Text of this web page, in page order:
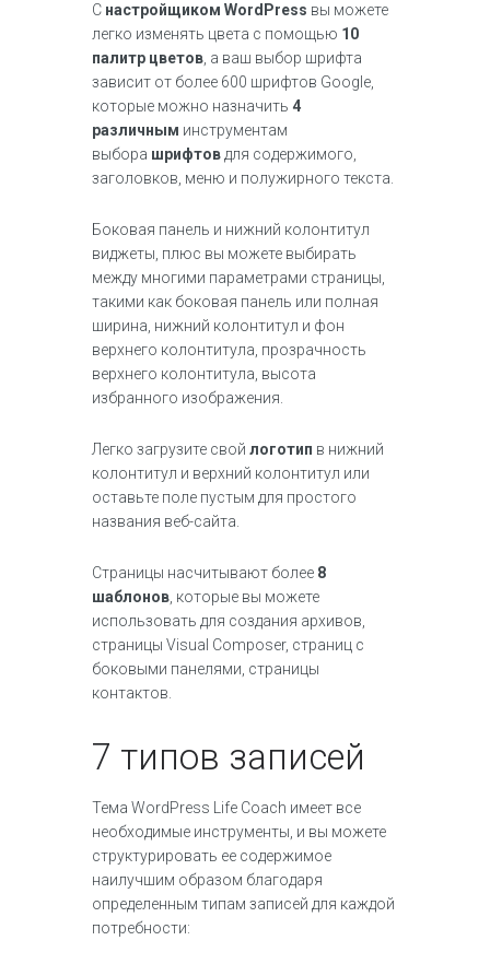
С настройщиком WordPress вы можете
легко изменять цвета с помощью 10
палитр цветов, а ваш выбор шрифта
зависит от более 600 шрифтов Google,
которые можно назначить 4
различным инструментам
выбора шрифтовдля содержимого,
заголовков, меню и полужирного текста.
Боковая панель и нижний колонтитул
виджеты, плюс вы можете выбирать
между многими параметрами страницы,
такими как боковая панель или полная
ширина, нижний колонтитул и фон
верхнего колонтитула, прозрачность
верхнего колонтитула, высота
избранного изображения.
Легко загрузите свой логотип в нижний
колонтитул и верхний колонтитул или
оставьте поле пустым для простого
названия веб-сайта.
Страницы насчитывают более 8
шаблонов, которые вы можете
использовать для создания архивов,
страницы Visual Composer, страниц с
боковыми панелями, страницы
контактов.
7 типов записей
Тема WordPress Life Coach имеет все
необходимые инструменты, и вы можете
структурировать ее содержимое
наилучшим образом благодаря
определенным типам записей для каждой
потребности: